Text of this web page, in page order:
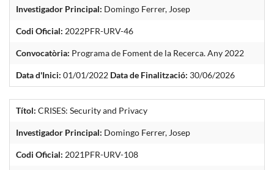
Investigador Principal: Domingo Ferrer, Josep
Codi Oficial: 2022PFR-URV-46
Convocatòria: Programa de Foment de la Recerca. Any 2022
Data d'Inici: 01/01/2022 Data de Finalització: 30/06/2026
Títol: CRISES: Security and Privacy
Investigador Principal: Domingo Ferrer, Josep
Codi Oficial: 2021PFR-URV-108